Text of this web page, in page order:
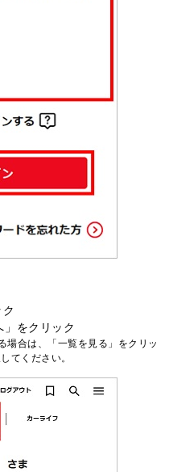
」をクリック
場合は、「一覧を見る」をクリッ
てください。